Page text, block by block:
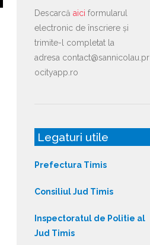
Descarcă aici formularul
electronic de înscriere și
trimite-l completat la
adresa contact@sannicolau.pr
ocityapp.ro
Legaturi utile
Prefectura Timis
Consiliul Jud Timis
Inspectoratul de Politie al
Jud Timis